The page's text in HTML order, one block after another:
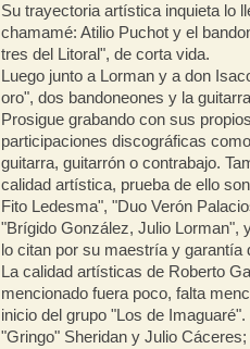
Su trayectoria artística inquieta lo
chamamé: Atilio Puchot y el
tres del Litoral", de corta vida.
Luego junto a Lorman y a don
oro", dos bandoneones y la
Prosigue grabando con sus
participaciones discográficas
guitarra, guitarrón o contrabajo.
calidad artística, prueba de ello
Fito Ledesma", "Duo Verón
"Brígido González, Julio Lorman",
lo citan por su maestría y garantía
La calidad artísticas de Roberto
mencionado fuera poco, falta
inicio del grupo "Los de
"Gringo" Sheridan y Julio